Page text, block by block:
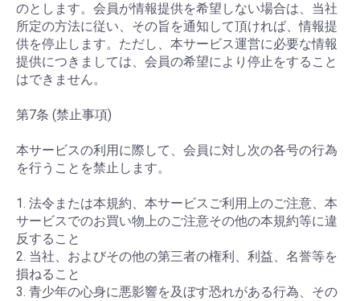
のとします。会員が情報提供を希望しない場合は、当社
所定の方法に従い、その旨を通知して頂ければ、情報提
供を停止します。ただし、本サービス運営に必要な情報
提供につきましては、会員の希望により停止をすること
はできません。
第7条 (禁止事項)
本サービスの利用に際して、会員に対し次の各号の行為
を行うことを禁止します。
1. 法令または本規約、本サービスご利用上のご注意、本
サービスでのお買い物上のご注意その他の本規約等に違
反すること
2. 当社、およびその他の第三者の権利、利益、名誉等を
損ねること
3. 青少年の心身に悪影響を及ぼす恐れがある行為、その